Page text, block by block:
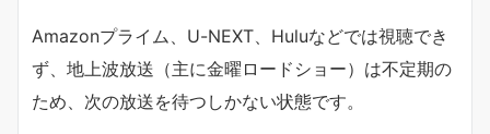
Amazonプライム、U-NEXT、Huluなどでは視聴でき
ず、地上波放送（主に金曜ロードショー）は不定期の
ため、次の放送を待つしかない状態です。